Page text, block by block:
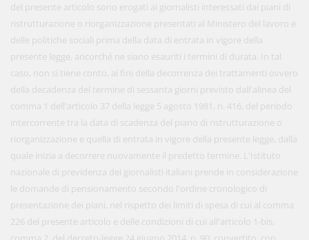
del presente articolo sono erogati ai giornalisti interessati dai piani di
ristrutturazione o riorganizzazione presentati al Ministero del lavoro e
delle politiche sociali prima della data di entrata in vigore della
presente legge, ancorché ne siano esauriti i termini di durata. In tal
caso, non si tiene conto, ai fini della decorrenza dei trattamenti ovvero
della decadenza del termine di sessanta giorni previsto dall'alinea del
comma 1 dell'articolo 37 della legge 5 agosto 1981, n. 416, del periodo
intercorrente tra la data di scadenza del piano di ristrutturazione o
riorganizzazione e quella di entrata in vigore della presente legge, dalla
quale inizia a decorrere nuovamente il predetto termine. L'Istituto
nazionale di previdenza dei giornalisti italiani prende in considerazione
le domande di pensionamento secondo l'ordine cronologico di
presentazione dei piani, nel rispetto dei limiti di spesa di cui al comma
226 del presente articolo e delle condizioni di cui all'articolo 1-bis,